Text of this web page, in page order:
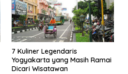
7 Kuliner Legendaris
Yogyakarta yang Masih Ramai
Dicari Wisatawan